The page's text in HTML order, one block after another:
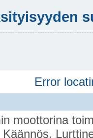
Error
moottorina
Käännös,